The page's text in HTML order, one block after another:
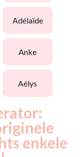
adélaïde
anke
aélys
enkele